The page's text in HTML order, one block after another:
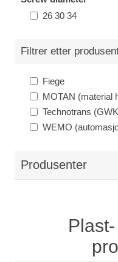
26 30 34
Filtrer etter
Fiege
MOTAN (material
Technotrans
WEMO
Produsenter